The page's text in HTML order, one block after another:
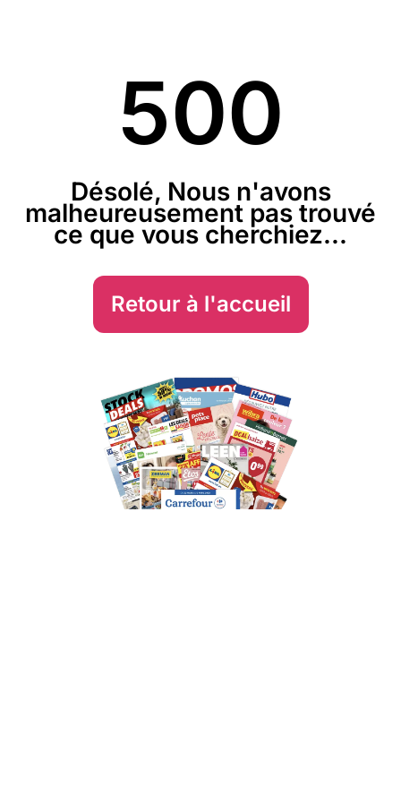
500
Désolé, Nous n'avons
malheureusement pas trouvé
ce que vous cherchiez...
Retour à l'accueil